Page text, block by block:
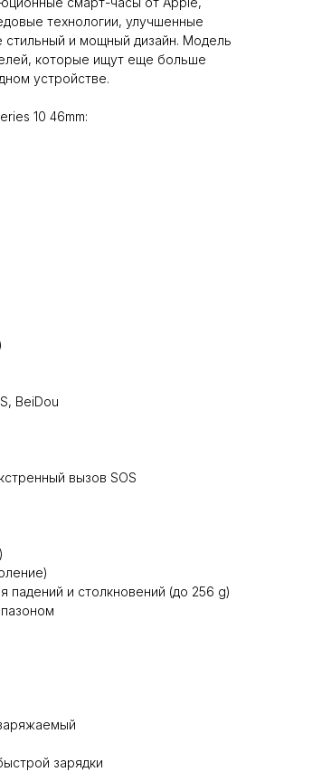
технологии, улучшенные
стильный и мощный дизайн. Модель
которые ищут еще больше
устройстве.
10 46mm:
BeiDou
вызов SOS
и столкновений (до 256 g)
зарядки